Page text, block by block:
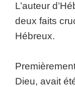
L’auteur
deux faits
Hébreux.
Dieu, avait